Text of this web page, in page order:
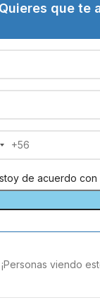
que te
+56
de acuerdo
¡Personas viendo